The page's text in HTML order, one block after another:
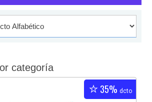
categoría
35% dcto